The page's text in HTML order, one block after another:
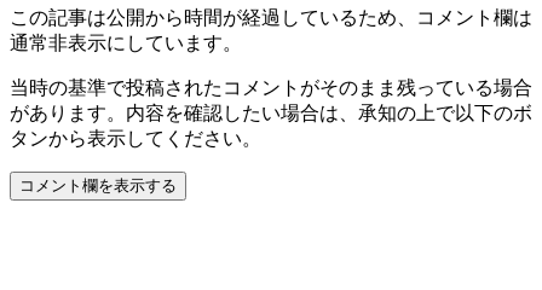
この記事は公開から時間が経過しているため、コメント欄は
通常非表示にしています。
当時の基準で投稿されたコメントがそのまま残っている場合
があります。内容を確認したい場合は、承知の上で以下のボ
タンから表示してください。
コメント欄を表示する